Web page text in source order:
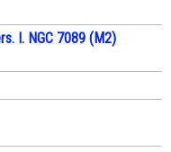
I. NGC 7089 (M2)